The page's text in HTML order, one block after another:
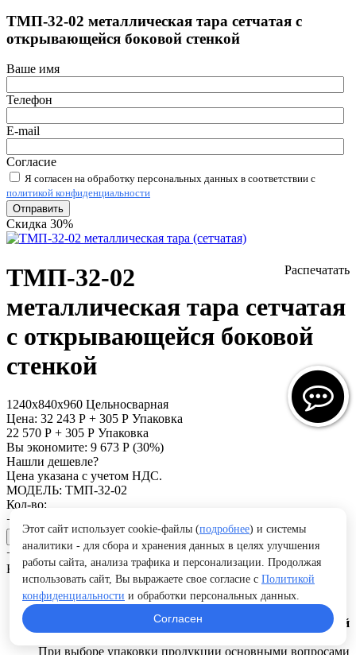
ТМП-32-02 металлическая тара сетчатая с
открывающейся боковой стенкой
Ваше имя
Телефон
E-mail
Согласие
Я согласен на обработку персональных данных в соответствии с
политикой конфиденциальности
Отправить
Скидка 30%
Распечатать
ТМП-32-02
металлическая тара сетчатая
с открывающейся боковой
стенкой
1240х840х960 Цельносварная
Цена: 32 243 Р + 305 Р Упаковка
22 570 Р + 305 Р Упаковка
Вы экономите: 9 673 Р (30%)
Нашли дешевле?
Цена указана с учетом НДС.
МОДЕЛЬ: ТМП-32-02
Кол-во:
+
+
−
Купить в 1 клик Отложить Сравнить
Упаковка
Упаковка является важной частью готовой
продукции.
При выборе упаковки продукции основными вопросами
Этот сайт использует cookie-файлы (подробнее) и системы
аналитики - для сбора и хранения данных в целях улучшения
работы сайта, анализа трафика и персонализации. Продолжая
использовать сайт, Вы выражаете свое согласие с Политикой
конфиденциальности и обработки персональных данных.
Согласен